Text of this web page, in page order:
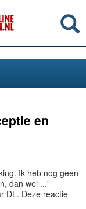
en
Ik heb nog geen
dan wel ..."
DL. Deze reactie